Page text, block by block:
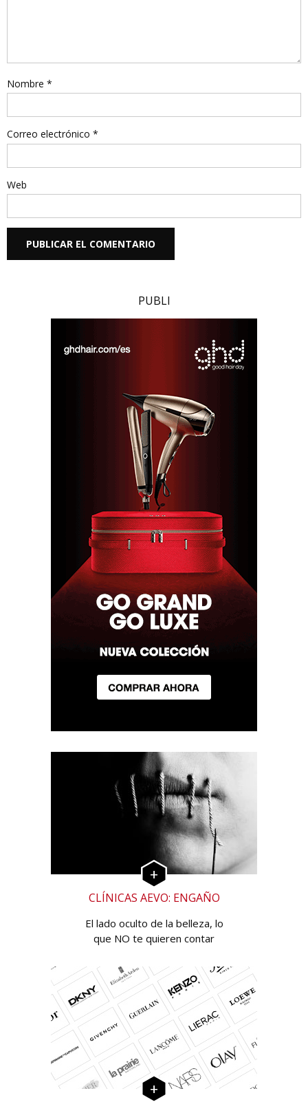
Nombre *
Correo electrónico *
Web
PUBLI
CLÍNICAS AEVO: ENGAÑO
El lado oculto de la belleza, lo
que NO te quieren contar